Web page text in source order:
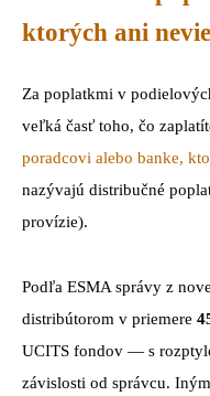
ktorých ani
Za poplatkmi v
veľká časť toho, čo
poradcovi alebo banke,
nazývajú distribučné
provízie).
Podľa ESMA správy z
distribútorom v priemere
UCITS fondov — s
závislosti od správcu.